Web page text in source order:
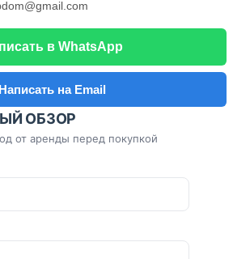
в WhatsApp
Написать на Email
ОБЗОР
от аренды перед покупкой